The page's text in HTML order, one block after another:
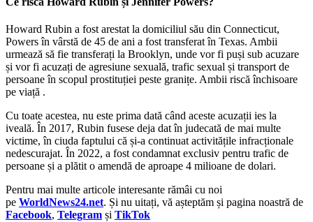
Howard Rubin a fost arestat la domiciliul său din Connecticut,
Powers în vârstă de 45 de ani a fost transferat în Texas. Ambii
urmează să fie transferați la Brooklyn, unde vor fi puși sub acuzare
și vor fi acuzați de agresiune sexuală, trafic sexual și transport de
persoane în scopul prostituției peste granițe. Ambii riscă închisoare
pe viață .
Cu toate acestea, nu este prima dată când aceste acuzații ies la
iveală. În 2017, Rubin fusese deja dat în judecată de mai multe
victime, în ciuda faptului că și-a continuat activitățile infracționale
nedescurajat. În 2022, a fost condamnat exclusiv pentru trafic de
persoane și a plătit o amendă de aproape 4 milioane de dolari.
Pentru mai multe articole interesante rămâi cu noi
pe WorldNews24.net. Și nu uitați, vă așteptăm și pagina noastră de
Facebook, Telegram și TikTok